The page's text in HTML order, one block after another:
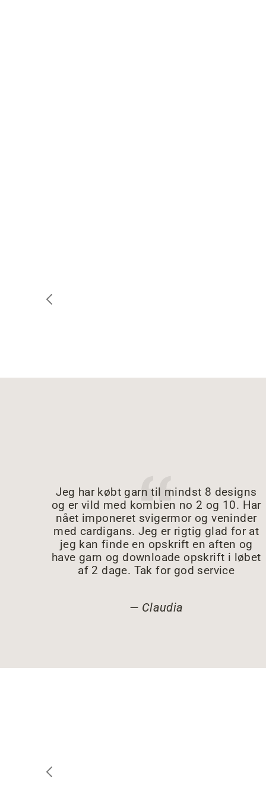
Jeg har købt garn til mindst 8 designs
og er vild med kombien no 2 og 10. Har
nået imponeret svigermor og veninder
med cardigans. Jeg er rigtig glad for at
jeg kan finde en opskrift en aften og
have garn og downloade opskrift i løbet
af 2 dage. Tak for god service
Claudia